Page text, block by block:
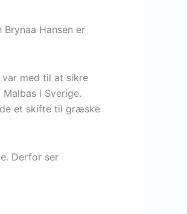
Hansen er
var med til at sikre
i Sverige.
et skifte til græske
Derfor ser